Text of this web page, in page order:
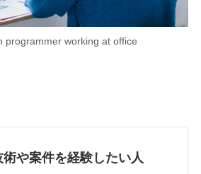
programmer working at office
や案件を経験したい人